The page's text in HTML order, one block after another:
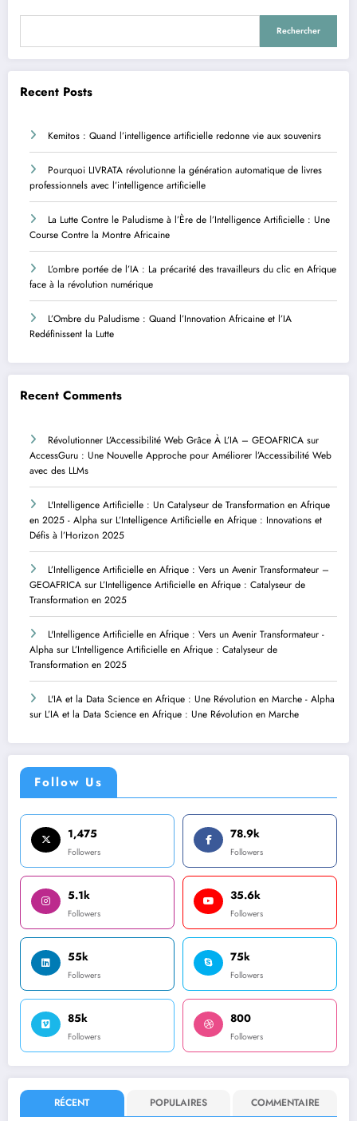
Rechercher
Recent Posts
Kemitos : Quand l’intelligence artificielle redonne vie aux souvenirs
Pourquoi LIVRATA révolutionne la génération automatique de livres
professionnels avec l’intelligence artificielle
La Lutte Contre le Paludisme à l’Ère de l’Intelligence Artificielle : Une
Course Contre la Montre Africaine
L’ombre portée de l’IA : La précarité des travailleurs du clic en Afrique
face à la révolution numérique
L’Ombre du Paludisme : Quand l’Innovation Africaine et l’IA
Redéfinissent la Lutte
Recent Comments
Révolutionner L’Accessibilité Web Grâce À L’IA – GEOAFRICA sur
AccessGuru : Une Nouvelle Approche pour Améliorer l’Accessibilité Web
avec des LLMs
L'Intelligence Artificielle : Un Catalyseur de Transformation en Afrique
en 2025 - Alpha sur L’Intelligence Artificielle en Afrique : Innovations et
Défis à l’Horizon 2025
L’Intelligence Artificielle en Afrique : Vers un Avenir Transformateur –
GEOAFRICA sur L’Intelligence Artificielle en Afrique : Catalyseur de
Transformation en 2025
L'Intelligence Artificielle en Afrique : Vers un Avenir Transformateur -
Alpha sur L’Intelligence Artificielle en Afrique : Catalyseur de
Transformation en 2025
L'IA et la Data Science en Afrique : Une Révolution en Marche - Alpha
sur L’IA et la Data Science en Afrique : Une Révolution en Marche
Follow Us
1,475
Followers
78.9k
Followers
5.1k
Followers
35.6k
Followers
55k
Followers
75k
Followers
85k
Followers
800
Followers
RÉCENT POPULAIRES COMMENTAIRE